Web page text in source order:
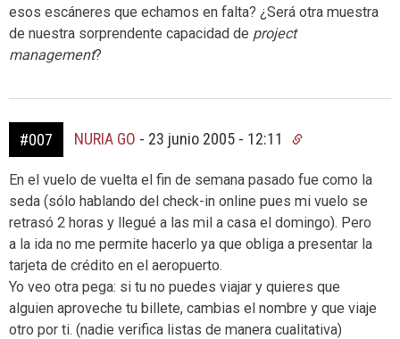
esos escáneres que echamos en falta? ¿Será otra muestra
de nuestra sorprendente capacidad de project
management?
#007 NURIA GO - 23 junio 2005 - 12:11
En el vuelo de vuelta el fin de semana pasado fue como la
seda (sólo hablando del check-in online pues mi vuelo se
retrasó 2 horas y llegué a las mil a casa el domingo). Pero
a la ida no me permite hacerlo ya que obliga a presentar la
tarjeta de crédito en el aeropuerto.
Yo veo otra pega: si tu no puedes viajar y quieres que
alguien aproveche tu billete, cambias el nombre y que viaje
otro por ti. (nadie verifica listas de manera cualitativa)